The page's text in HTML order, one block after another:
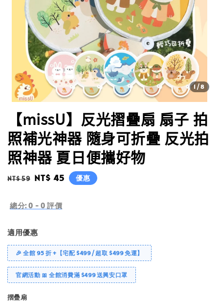
1 /8
【missU】反光摺疊扇 扇子 拍
照補光神器 隨身可折疊 反光拍
照神器 夏日便攜好物
Regular
NT$ 59 Sale
NT$ 45 優惠
總分:0 - 0 評價
適用優惠
🎉 全館 95 折 +【宅配 $499 / 超取 $499 免運】
官網活動 🎀 全館消費滿 $499 送興安口罩
摺疊扇